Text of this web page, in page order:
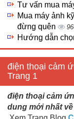
Tư vấn mua
Mua máy ảnh
đừng quên
Hướng dẫn
điện thoại cảm
Trang 1
điện thoại cảm
dung mới nhất